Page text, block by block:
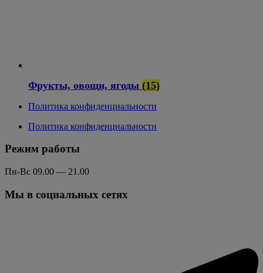
Фрукты, овощи, ягоды (15)
Политика конфиденциальности
Политика конфиденциальности
Режим работы
Пн-Вс 09.00 — 21.00
Мы в социальных сетях